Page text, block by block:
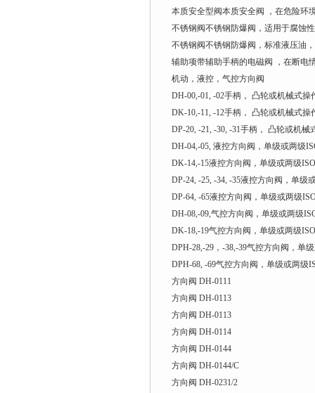
本质安全型阀本质安全阀 ，在危险环
不锈钢阀不锈钢防爆阀，适用于腐蚀
不锈钢阀不锈钢防爆阀，标准液压油
辅助项带辅助手柄的电磁阀 ，在断电
机动，液控，气控方向阀
DH-00,-01, -02手柄， 凸轮或机械式操
DK-10,-11, -12手柄， 凸轮或机械式操
DP-20, -21, -30, -31手柄， 凸轮或机
DH-04,-05, 液控方向阀，单级或两级
DK-14,-15液控方向阀，单级或两级
DP-24, -25, -34, -35液控方向阀，单级
DP-64, -65液控方向阀，单级或两级
DH-08,-09,气控方向阀，单级或两级
DK-18,-19气控方向阀，单级或两级
DPH-28,-29，-38,-39气控方向阀，单
DPH-68, -69气控方向阀，单级或两级
方向阀 DH-0111
方向阀 DH-0113
方向阀 DH-0113
方向阀 DH-0114
方向阀 DH-0144
方向阀 DH-0144/C
方向阀 DH-0231/2